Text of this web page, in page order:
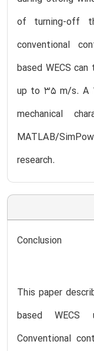
of turning-off
conventional
based WECS
up to 35 m/s. A
mechanical
MATLAB/
research.
Conclusion
This paper
based WECS
Conventional